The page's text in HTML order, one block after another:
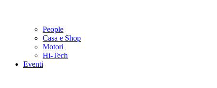
People
Casa e Shop
Motori
Hi-Tech
Eventi